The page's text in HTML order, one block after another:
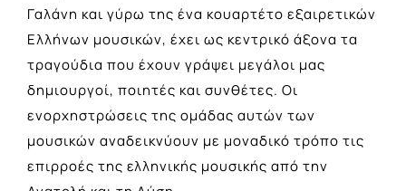
Γαλάνη και γύρω της ένα κουαρτέτο εξαιρετικών
Ελλήνων μουσικών, έχει ως κεντρικό άξονα τα
τραγούδια που έχουν γράψει μεγάλοι μας
δημιουργοί, ποιητές και συνθέτες. Οι
ενορχηστρώσεις της ομάδας αυτών των
μουσικών αναδεικνύουν με μοναδικό τρόπο τις
επιρροές της ελληνικής μουσικής από την